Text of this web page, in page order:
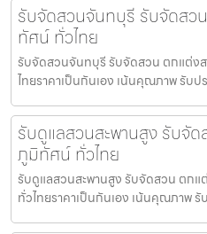
รับจัดสวนจันทบุรี รับจัดส
ทัศน์ ทั่วไทย
รับจัดสวนจันทบุรี รับจัดสวน ตกแต่
ไทยราคาเป็นกันเอง เน้นคุณภาพ รับ
รับดูแลสวนสะพานสูง รับจั
ภูมิทัศน์ ทั่วไทย
รับดูแลสวนสะพานสูง รับจัดสวน ตก
ทั่วไทยราคาเป็นกันเอง เน้นคุณภาพ